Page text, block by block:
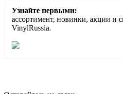
Узнайте первыми:
ассортимент, новинки, акции и
VinylRussia.